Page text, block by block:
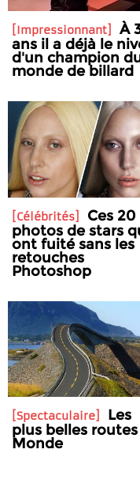
Impressionnant
À
ans il a déjà le
d'un champion
monde de billard
Célébrités
Ces 20
photos de stars
ont fuité sans les
retouches
Photoshop
Spectaculaire
Les
plus belles
Monde